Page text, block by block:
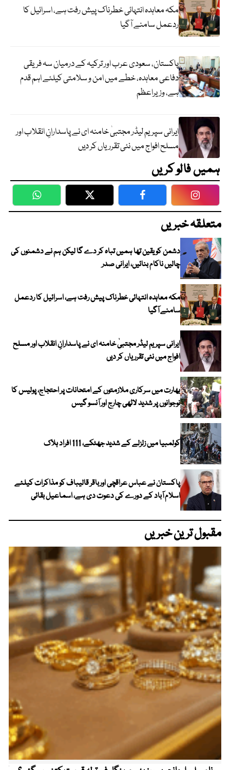
مکہ معاہدہ انتہائی خطرناک پیش رفت ہے، اسرائیل کا
ردعمل سامنے آگیا
پاکستان، سعودی عرب اور ترکیہ کے درمیان سہ فریقی
دفاعی معاہدہ، خطے میں امن و سلامتی کیلئے اہم قدم
ہے، وزیراعظم
ایرانی سپریم لیڈر مجتبیٰ خامنہ ای نے پاسدارانِ انقلاب اور
مسلح افواج میں نئی تقرریاں کر دیں
ہمیں فالو کریں
WhatsApp Twitter Facebook
متعلقہ خبریں
دشمن کو یقین تھا ہمیں تباہ کر دے گا لیکن ہم نے دشمنوں کی
چالیں ناکام بنائیں، ایرانی صدر
مکہ معاہدہ انتہائی خطرناک پیش رفت ہے، اسرائیل کا ردعمل
سامنے آگیا
ایرانی سپریم لیڈر مجتبیٰ خامنہ ای نے پاسدارانِ انقلاب اور مسلح
افواج میں نئی تقرریاں کر دیں
بھارت میں سرکاری ملازمتوں کے امتحانات پر احتجاج، پولیس کا
نوجوانوں پر شدید لاٹھی چارج اور آنسو گیس
کولمبیا میں زلزلے کے شدید جھٹکے، 111 افراد ہلاک
پاکستان نے عباس عراقچی اورباقر قالیباف کو مذاکرات کیلئے
اسلام آباد کے دورے کی دعوت دی ہے، اسماعیل بقائی
مقبول ترین خبریں